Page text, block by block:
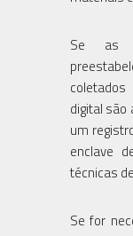
Se as
digital são
um
enclave
técnicas
Se for